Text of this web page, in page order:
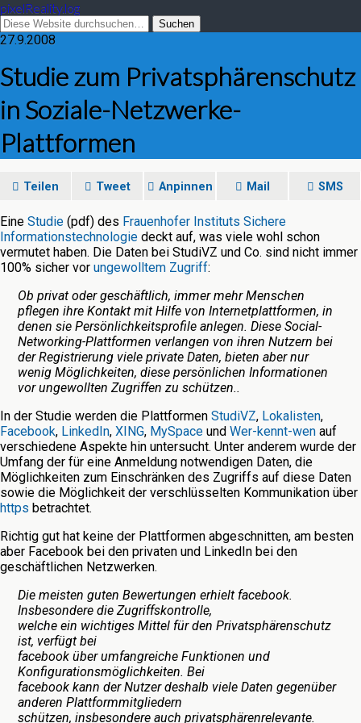
pixelReality.log
27.9.2008
Studie zum Privatsphärenschutz
in Soziale-Netzwerke-
Plattformen
Teilen Tweet Anpinnen Mail SMS
Eine Studie (pdf) des Frauenhofer Instituts Sichere
Informationstechnologie deckt auf, was viele wohl schon
vermutet haben. Die Daten bei StudiVZ und Co. sind nicht immer
100% sicher vor ungewolltem Zugriff:
Ob privat oder geschäftlich, immer mehr Menschen
pflegen ihre Kontakt mit Hilfe von Internetplattformen, in
denen sie Persönlichkeitsprofile anlegen. Diese Social-
Networking-Plattformen verlangen von ihren Nutzern bei
der Registrierung viele private Daten, bieten aber nur
wenig Möglichkeiten, diese persönlichen Informationen
vor ungewollten Zugriffen zu schützen..
In der Studie werden die Plattformen StudiVZ, Lokalisten,
Facebook, LinkedIn, XING, MySpace und Wer-kennt-wen auf
verschiedene Aspekte hin untersucht. Unter anderem wurde der
Umfang der für eine Anmeldung notwendigen Daten, die
Möglichkeiten zum Einschränken des Zugriffs auf diese Daten
sowie die Möglichkeit der verschlüsselten Kommunikation über
https betrachtet.
Richtig gut hat keine der Plattformen abgeschnitten, am besten
aber Facebook bei den privaten und LinkedIn bei den
geschäftlichen Netzwerken.
Die meisten guten Bewertungen erhielt facebook.
Insbesondere die Zugriffskontrolle,
welche ein wichtiges Mittel für den Privatsphärenschutz
ist, verfügt bei
facebook über umfangreiche Funktionen und
Konfigurationsmöglichkeiten. Bei
facebook kann der Nutzer deshalb viele Daten gegenüber
anderen Plattformmitgliedern
schützen, insbesondere auch privatsphärenrelevante.